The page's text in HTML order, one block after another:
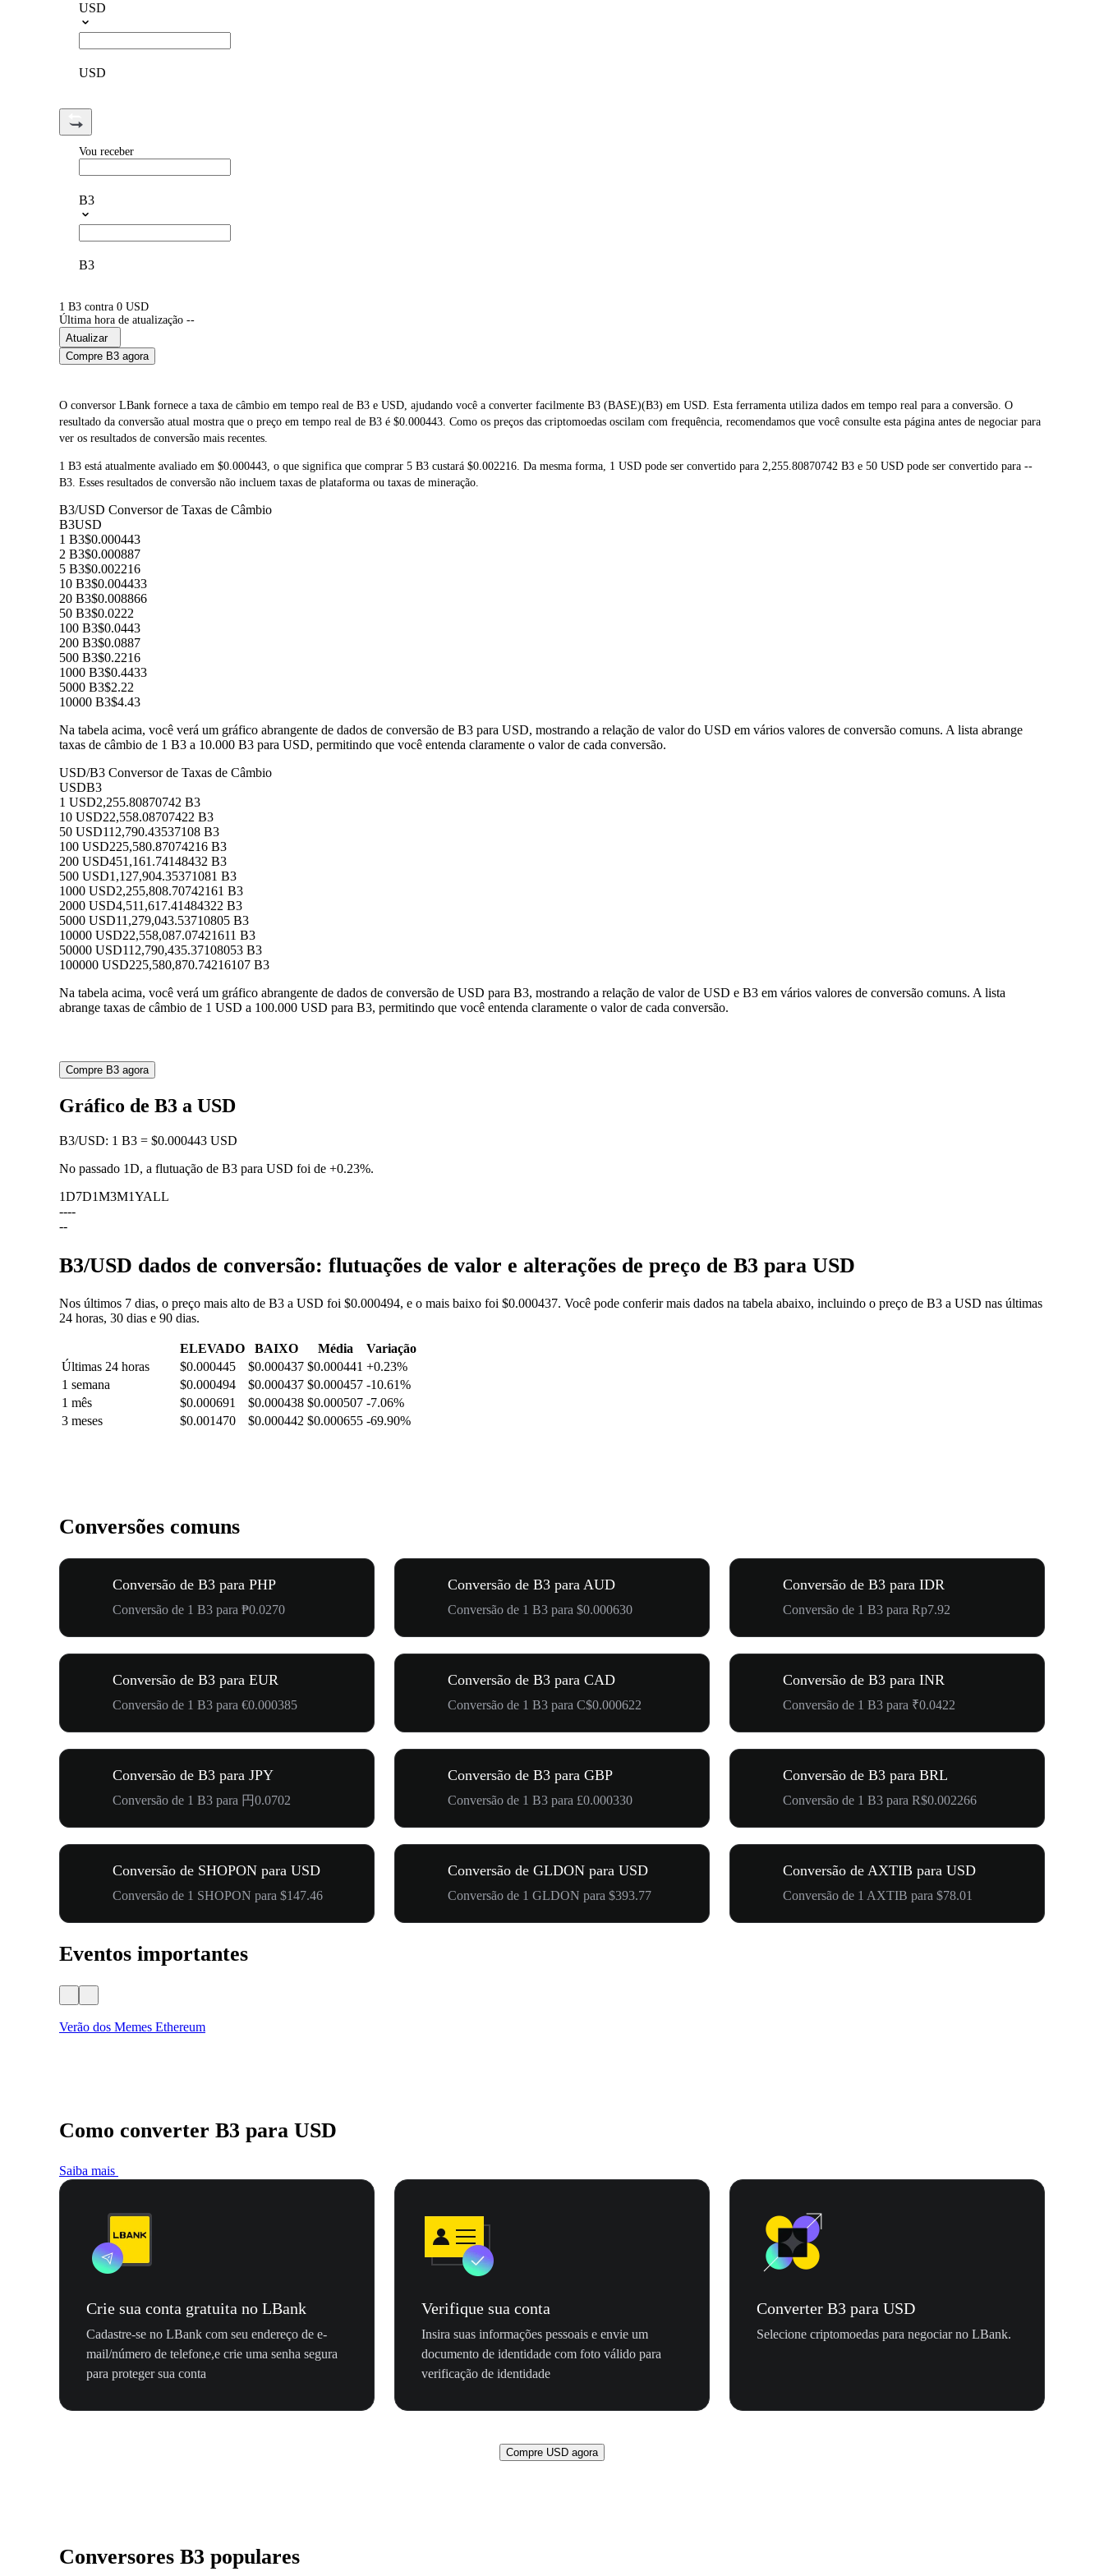
USD
USD
Vou receber
B3
B3
1 B3 contra 0 USD
Última hora de atualização --
Atualizar
Compre B3 agora
O conversor LBank fornece a taxa de câmbio em tempo real de B3 e USD, ajudando você a converter facilmente B3 (BASE)(B3) em USD. Esta ferramenta utiliza dados em tempo real para a conversão. O
resultado da conversão atual mostra que o preço em tempo real de B3 é $0.000443. Como os preços das criptomoedas oscilam com frequência, recomendamos que você consulte esta página antes de negociar para
ver os resultados de conversão mais recentes.
1 B3 está atualmente avaliado em $0.000443, o que significa que comprar 5 B3 custará $0.002216. Da mesma forma, 1 USD pode ser convertido para 2,255.80870742 B3 e 50 USD pode ser convertido para --
B3. Esses resultados de conversão não incluem taxas de plataforma ou taxas de mineração.
B3/USD Conversor de Taxas de Câmbio
B3USD
1 B3$0.000443
2 B3$0.000887
5 B3$0.002216
10 B3$0.004433
20 B3$0.008866
50 B3$0.0222
100 B3$0.0443
200 B3$0.0887
500 B3$0.2216
1000 B3$0.4433
5000 B3$2.22
10000 B3$4.43
Na tabela acima, você verá um gráfico abrangente de dados de conversão de B3 para USD, mostrando a relação de valor do USD em vários valores de conversão comuns. A lista abrange
taxas de câmbio de 1 B3 a 10.000 B3 para USD, permitindo que você entenda claramente o valor de cada conversão.
USD/B3 Conversor de Taxas de Câmbio
USDB3
1 USD2,255.80870742 B3
10 USD22,558.08707422 B3
50 USD112,790.43537108 B3
100 USD225,580.87074216 B3
200 USD451,161.74148432 B3
500 USD1,127,904.35371081 B3
1000 USD2,255,808.70742161 B3
2000 USD4,511,617.41484322 B3
5000 USD11,279,043.53710805 B3
10000 USD22,558,087.07421611 B3
50000 USD112,790,435.37108053 B3
100000 USD225,580,870.74216107 B3
Na tabela acima, você verá um gráfico abrangente de dados de conversão de USD para B3, mostrando a relação de valor de USD e B3 em vários valores de conversão comuns. A lista
abrange taxas de câmbio de 1 USD a 100.000 USD para B3, permitindo que você entenda claramente o valor de cada conversão.
Compre B3 agora
Gráfico de B3 a USD
B3/USD: 1 B3 = $0.000443 USD
No passado 1D, a flutuação de B3 para USD foi de +0.23%.
1D7D1M3M1YALL
----
--
B3/USD dados de conversão: flutuações de valor e alterações de preço de B3 para USD
Nos últimos 7 dias, o preço mais alto de B3 a USD foi $0.000494, e o mais baixo foi $0.000437. Você pode conferir mais dados na tabela abaixo, incluindo o preço de B3 a USD nas últimas
24 horas, 30 dias e 90 dias.
ELEVADO BAIXO Média
Variação
Últimas 24 horas
$0.000445 $0.000437 $0.000441 +0.23%
1 semana
$0.000494 $0.000437 $0.000457 -10.61%
1 mês
$0.000691 $0.000438 $0.000507 -7.06%
3 meses
$0.001470 $0.000442 $0.000655 -69.90%
Conversões comuns
Conversão de B3 para PHP
Conversão de 1 B3 para ₱0.0270
Conversão de B3 para AUD
Conversão de 1 B3 para $0.000630
Conversão de B3 para IDR
Conversão de 1 B3 para Rp7.92
Conversão de B3 para EUR
Conversão de 1 B3 para €0.000385
Conversão de B3 para CAD
Conversão de 1 B3 para C$0.000622
Conversão de B3 para INR
Conversão de 1 B3 para ₹0.0422
Conversão de B3 para JPY
Conversão de 1 B3 para 円0.0702
Conversão de B3 para GBP
Conversão de 1 B3 para £0.000330
Conversão de B3 para BRL
Conversão de 1 B3 para R$0.002266
Conversão de SHOPON para USD
Conversão de 1 SHOPON para $147.46
Conversão de GLDON para USD
Conversão de 1 GLDON para $393.77
Conversão de AXTIB para USD
Conversão de 1 AXTIB para $78.01
Eventos importantes
Verão dos Memes Ethereum
Como converter B3 para USD
Saiba mais
Crie sua conta gratuita no LBank
Cadastre-se no LBank com seu endereço de e-
mail/número de telefone,e crie uma senha segura
para proteger sua conta
Verifique sua conta
Insira suas informações pessoais e envie um
documento de identidade com foto válido para
verificação de identidade
Converter B3 para USD
Selecione criptomoedas para negociar no LBank.
Compre USD agora
Conversores B3 populares